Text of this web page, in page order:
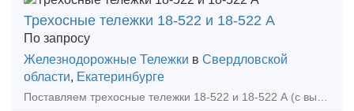
Трехосные тележки 18-522 и 18-522 А
По запросу
Железнодорожные Тележки в Свердловской
области, Екатеринбурге
Поставляем трехосные тележки 18-522 и 18-522 А (с выходом на пути МПС) производства ОАО НПК Уралвагонзавод. Максимальная расчетная статическая нагрузка от колесной пары на рельсы, кН (т